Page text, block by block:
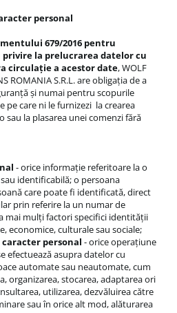
personal
679/2016 pentru
la prelucrarea datelor cu
circulație a acestor date, WOLF
ROMANIA S.R.L. are obligația de a
și numai pentru scopurile
pe care ni le furnizezi la crearea
sau la plasarea unei comenzi fără
- orice informaţie referitoare la o
identificabilă; o persoana
care poate fi identificată, direct
prin referire la un numar de
mai mulţi factori specifici identităţii
economice, culturale sau sociale;
personal - orice operaţiune
efectuează asupra datelor cu
automate sau neautomate, cum
organizarea, stocarea, adaptarea ori
utilizarea, dezvăluirea către
sau în orice alt mod, alăturarea